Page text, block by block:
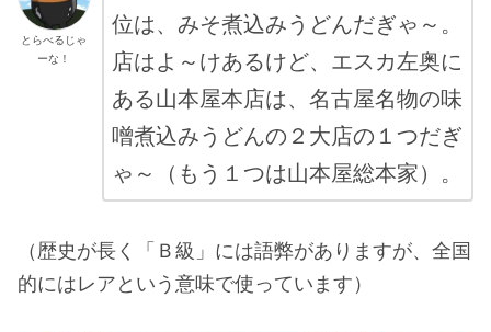
とらべるじゃ
ーな！
位は、みそ煮込みうどんだぎゃ～。
店はよ～けあるけど、エスカ左奥に
ある山本屋本店は、名古屋名物の味
噌煮込みうどんの２大店の１つだぎ
ゃ～（もう１つは山本屋総本家）。
（歴史が長く「Ｂ級」には語弊がありますが、全国
的にはレアという意味で使っています）